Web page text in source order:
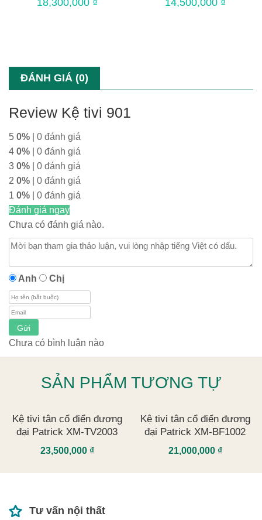
ĐÁNH GIÁ (0)
Review Kệ tivi 901
5 0% | 0 đánh giá
4 0% | 0 đánh giá
3 0% | 0 đánh giá
2 0% | 0 đánh giá
1 0% | 0 đánh giá
Đánh giá ngay
Chưa có đánh giá nào.
Anh Chị
Gửi
Chưa có bình luận nào
SẢN PHẨM TƯƠNG TỰ
Kệ tivi tân cổ điển đương
đại Patrick XM-TV2003
23,500,000 ₫
Kệ tivi tân cổ điển đương
đại Patrick XM-BF1002
21,000,000 ₫
Tư vấn nội thất